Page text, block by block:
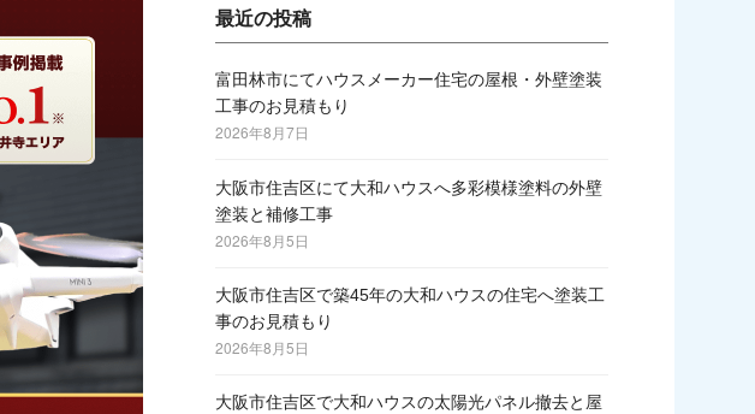
最近の投稿
富田林市にてハウスメーカー住宅の屋根・外壁塗装
工事のお見積もり
2026年8月7日
大阪市住吉区にて大和ハウスへ多彩模様塗料の外壁
塗装と補修工事
2026年8月5日
大阪市住吉区で築45年の大和ハウスの住宅へ塗装工
事のお見積もり
2026年8月5日
大阪市住吉区で大和ハウスの太陽光パネル撤去と屋